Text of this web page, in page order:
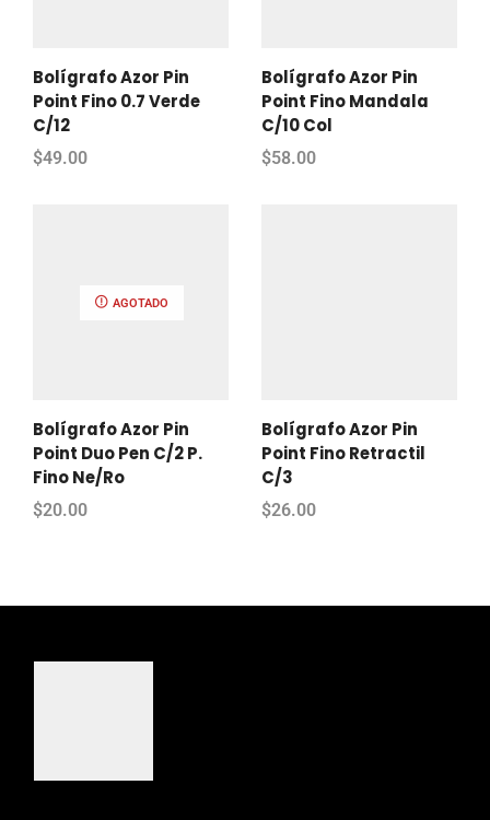
Bolígrafo Azor Pin
Point Fino 0.7 Verde
C/12
$49.00
Bolígrafo Azor Pin
Point Fino Mandala
C/10 Col
$58.00
AGOTADO
Bolígrafo Azor Pin
Point Duo Pen C/2 P.
Fino Ne/Ro
$20.00
Bolígrafo Azor Pin
Point Fino Retractil
C/3
$26.00